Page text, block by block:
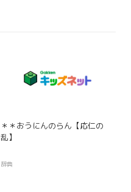
＊＊おうにんのらん【応仁の
乱】
辞典